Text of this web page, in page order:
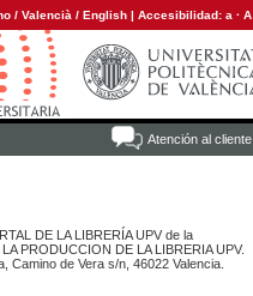
/ Valencià / English | Accesibilidad: a · A
Atención al cliente
DE LA LIBRERÍA UPV de la
PRODUCCION DE LA LIBRERIA UPV.
de Vera s/n, 46022 Valencia.